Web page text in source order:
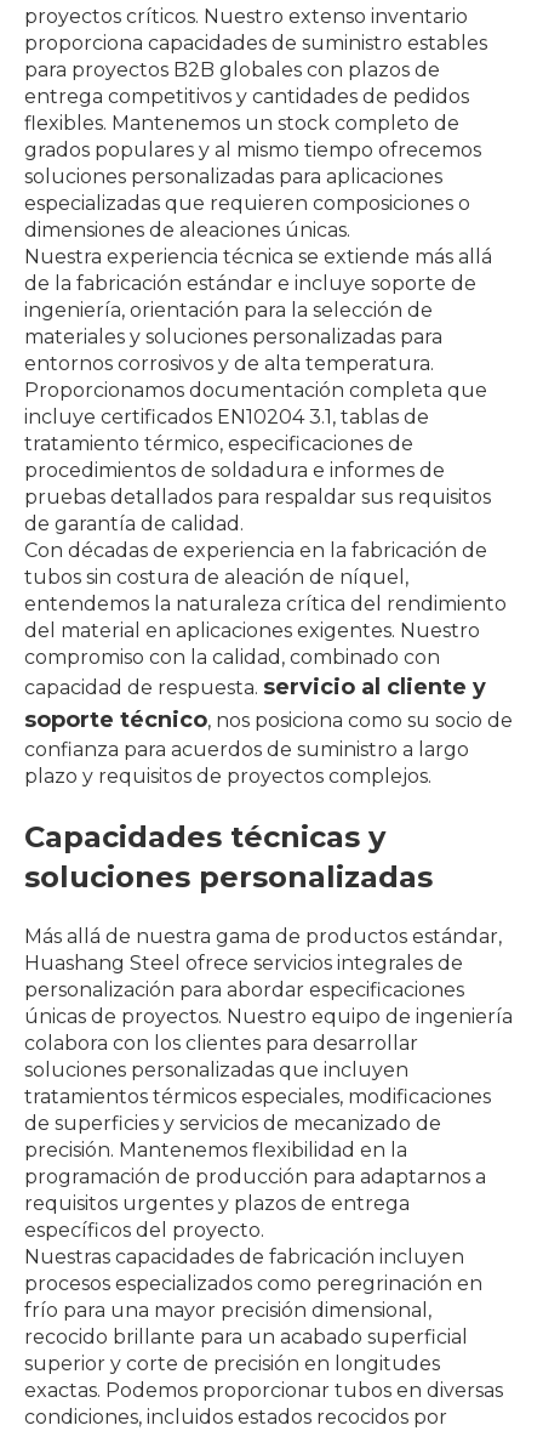
proyectos críticos. Nuestro extenso inventario
proporciona capacidades de suministro estables
para proyectos B2B globales con plazos de
entrega competitivos y cantidades de pedidos
flexibles. Mantenemos un stock completo de
grados populares y al mismo tiempo ofrecemos
soluciones personalizadas para aplicaciones
especializadas que requieren composiciones o
dimensiones de aleaciones únicas.
Nuestra experiencia técnica se extiende más allá
de la fabricación estándar e incluye soporte de
ingeniería, orientación para la selección de
materiales y soluciones personalizadas para
entornos corrosivos y de alta temperatura.
Proporcionamos documentación completa que
incluye certificados EN10204 3.1, tablas de
tratamiento térmico, especificaciones de
procedimientos de soldadura e informes de
pruebas detallados para respaldar sus requisitos
de garantía de calidad.
Con décadas de experiencia en la fabricación de
tubos sin costura de aleación de níquel,
entendemos la naturaleza crítica del rendimiento
del material en aplicaciones exigentes. Nuestro
compromiso con la calidad, combinado con
capacidad de respuesta. servicio al cliente y
soporte técnico, nos posiciona como su socio de
confianza para acuerdos de suministro a largo
plazo y requisitos de proyectos complejos.
Capacidades técnicas y
soluciones personalizadas
Más allá de nuestra gama de productos estándar,
Huashang Steel ofrece servicios integrales de
personalización para abordar especificaciones
únicas de proyectos. Nuestro equipo de ingeniería
colabora con los clientes para desarrollar
soluciones personalizadas que incluyen
tratamientos térmicos especiales, modificaciones
de superficies y servicios de mecanizado de
precisión. Mantenemos flexibilidad en la
programación de producción para adaptarnos a
requisitos urgentes y plazos de entrega
específicos del proyecto.
Nuestras capacidades de fabricación incluyen
procesos especializados como peregrinación en
frío para una mayor precisión dimensional,
recocido brillante para un acabado superficial
superior y corte de precisión en longitudes
exactas. Podemos proporcionar tubos en diversas
condiciones, incluidos estados recocidos por